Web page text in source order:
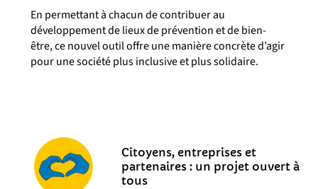
En permettant à chacun de contribuer au
développement de lieux de prévention et de bien-
être, ce nouvel outil offre une manière concrète d’agir
pour une société plus inclusive et plus solidaire.
Citoyens, entreprises et
partenaires : un projet ouvert à
tous